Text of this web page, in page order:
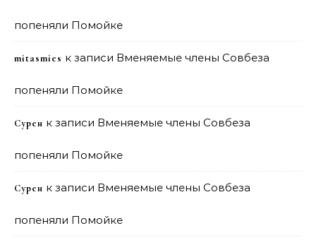
попеняли Помойке
mitasmies к записи Вменяемые члены Совбеза
попеняли Помойке
Сурен к записи Вменяемые члены Совбеза
попеняли Помойке
Сурен к записи Вменяемые члены Совбеза
попеняли Помойке